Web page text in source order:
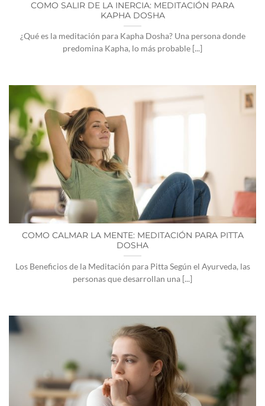
COMO SALIR DE LA INERCIA: MEDITACIÓN PARA
KAPHA DOSHA
¿Qué es la meditación para Kapha Dosha? Una persona donde
predomina Kapha, lo más probable [...]
COMO CALMAR LA MENTE: MEDITACIÓN PARA PITTA
DOSHA
Los Beneficios de la Meditación para Pitta Según el Ayurveda, las
personas que desarrollan una [...]